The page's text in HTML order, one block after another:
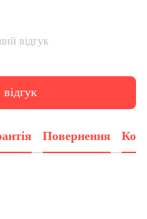
відгук
Повернення